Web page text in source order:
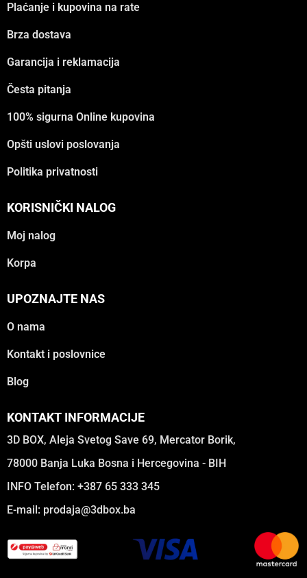
Plaćanje i kupovina na rate
Brza dostava
Garancija i reklamacija
Česta pitanja
100% sigurna Online kupovina
Opšti uslovi poslovanja
Politika privatnosti
KORISNIČKI NALOG
Moj nalog
Korpa
UPOZNAJTE NAS
O nama
Kontakt i poslovnice
Blog
KONTAKT INFORMACIJE
3D BOX, Aleja Svetog Save 69, Mercator Borik,
78000 Banja Luka Bosna i Hercegovina - BIH
INFO Telefon: +387 65 333 345
E-mail: prodaja@3dbox.ba